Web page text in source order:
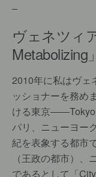
–
ヴェネツィ
Metabolizing」
2010年に私はヴェ
ッショナーを務め
ける東京――Tokyo
パリ、ニューヨー
紀を表象する都市
（王政の都市）
であるとして「